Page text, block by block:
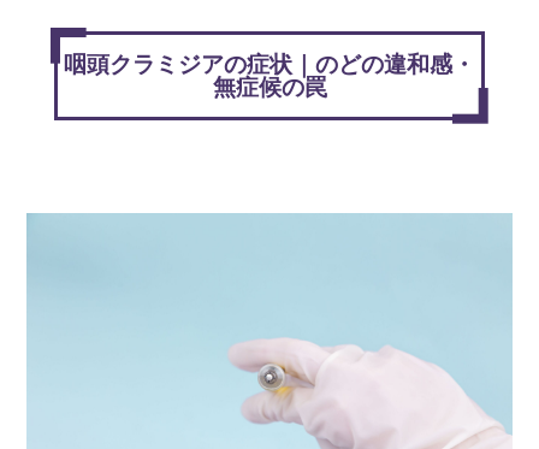
咽頭クラミジアの症状｜のどの違和感・
無症候の罠